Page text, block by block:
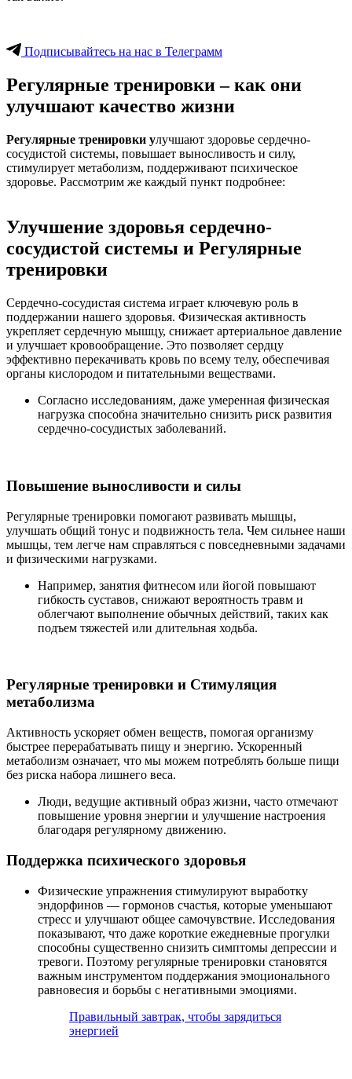
Подписывайтесь на нас в Телеграмм
Регулярные тренировки – как они
улучшают качество жизни
Регулярные тренировки улучшают здоровье сердечно-
сосудистой системы, повышает выносливость и силу,
стимулирует метаболизм, поддерживают психическое
здоровье. Рассмотрим же каждый пункт подробнее:
Улучшение здоровья сердечно-
сосудистой системы и Регулярные
тренировки
Сердечно-сосудистая система играет ключевую роль в
поддержании нашего здоровья. Физическая активность
укрепляет сердечную мышцу, снижает артериальное давление
и улучшает кровообращение. Это позволяет сердцу
эффективно перекачивать кровь по всему телу, обеспечивая
органы кислородом и питательными веществами.
Согласно исследованиям, даже умеренная физическая
нагрузка способна значительно снизить риск развития
сердечно-сосудистых заболеваний.
Повышение выносливости и силы
Регулярные тренировки помогают развивать мышцы,
улучшать общий тонус и подвижность тела. Чем сильнее наши
мышцы, тем легче нам справляться с повседневными задачами
и физическими нагрузками.
Например, занятия фитнесом или йогой повышают
гибкость суставов, снижают вероятность травм и
облегчают выполнение обычных действий, таких как
подъем тяжестей или длительная ходьба.
Регулярные тренировки и Стимуляция
метаболизма
Активность ускоряет обмен веществ, помогая организму
быстрее перерабатывать пищу и энергию. Ускоренный
метаболизм означает, что мы можем потреблять больше пищи
без риска набора лишнего веса.
Люди, ведущие активный образ жизни, часто отмечают
повышение уровня энергии и улучшение настроения
благодаря регулярному движению.
Поддержка психического здоровья
Физические упражнения стимулируют выработку
эндорфинов — гормонов счастья, которые уменьшают
стресс и улучшают общее самочувствие. Исследования
показывают, что даже короткие ежедневные прогулки
способны существенно снизить симптомы депрессии и
тревоги. Поэтому регулярные тренировки становятся
важным инструментом поддержания эмоционального
равновесия и борьбы с негативными эмоциями.
Правильный завтрак, чтобы зарядиться
энергией